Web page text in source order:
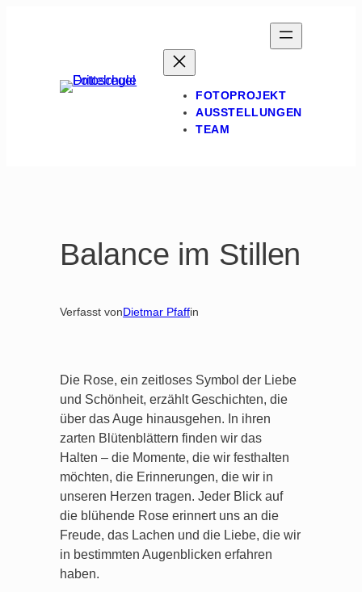
FOTOPROJEKT
AUSSTELLUNGEN
TEAM
Balance im Stillen
Verfasst vonDietmar Pfaffin
Die Rose, ein zeitloses Symbol der Liebe
und Schönheit, erzählt Geschichten, die
über das Auge hinausgehen. In ihren
zarten Blütenblättern finden wir das
Halten – die Momente, die wir festhalten
möchten, die Erinnerungen, die wir in
unseren Herzen tragen. Jeder Blick auf
die blühende Rose erinnert uns an die
Freude, das Lachen und die Liebe, die wir
in bestimmten Augenblicken erfahren
haben.